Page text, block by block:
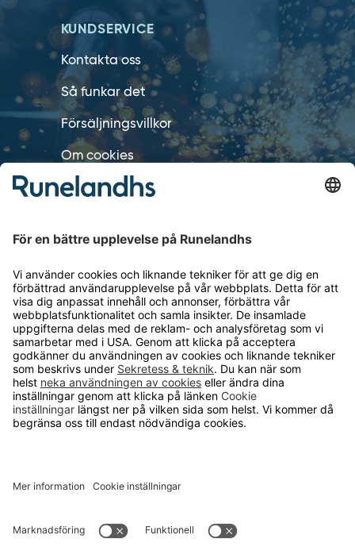
KUNDSERVICE
Kontakta oss
Så funkar det
Försäljningsvillkor
Om cookies
Personuppgiftshantering
OM RUNELANDHS
Om Runelandhs
Köpvillkor
Därför ska du välja oss
Lediga jobb
Kvalitets- och miljöpolicy
TELEFON